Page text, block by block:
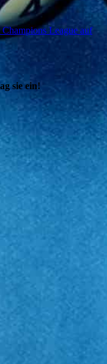
League auf
sie ein!